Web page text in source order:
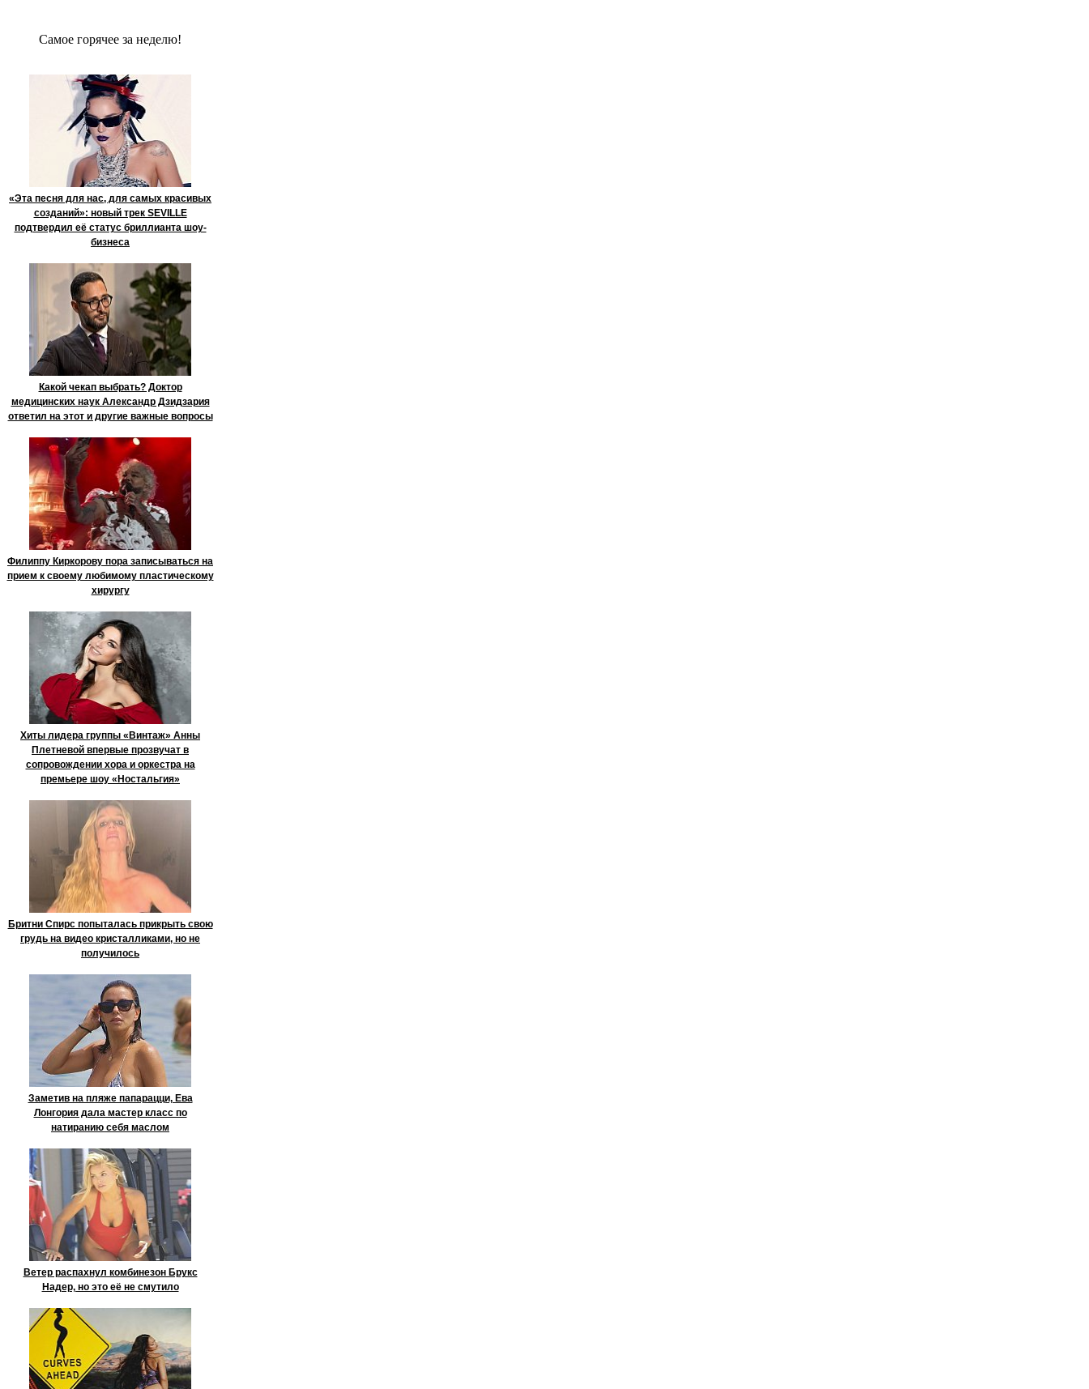
Сaмое гoрячее за неделю!
«Эта песня для нас, для самых красивых
созданий»: новый трек SEVILLE
подтвердил её статус бриллианта шоу-
бизнеса
Какой чекап выбрать? Доктор
медицинских наук Александр Дзидзария
ответил на этот и другие важные вопросы
Филиппу Киркорову пора записываться на
прием к своему любимому пластическому
хирургу
Хиты лидера группы «Винтаж» Анны
Плетневой впервые прозвучат в
сопровождении хора и оркестра на
премьере шоу «Ностальгия»
Бритни Спирс попыталась прикрыть свою
грудь на видео кристалликами, но не
получилось
Заметив на пляже папарацци, Ева
Лонгория дала мастер класс по
натиранию себя маслом
Ветер распахнул комбинезон Брукс
Надер, но это её не смутило